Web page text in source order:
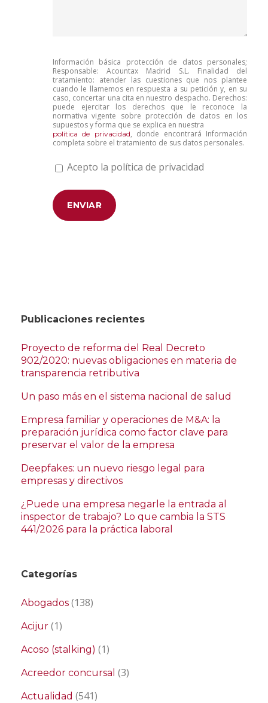
Información básica protección de datos personales;
Responsable: Acountax Madrid S.L. Finalidad del
tratamiento: atender las cuestiones que nos plantee
cuando le llamemos en respuesta a su petición y, en su
caso, concertar una cita en nuestro despacho. Derechos:
puede ejercitar los derechos que le reconoce la
normativa vigente sobre protección de datos en los
supuestos y forma que se explica en nuestra
política de privacidad, donde encontrará Información
completa sobre el tratamiento de sus datos personales.
Acepto la política de privacidad
Publicaciones recientes
Proyecto de reforma del Real Decreto
902/2020: nuevas obligaciones en materia de
transparencia retributiva
Un paso más en el sistema nacional de salud
Empresa familiar y operaciones de M&A: la
preparación jurídica como factor clave para
preservar el valor de la empresa
Deepfakes: un nuevo riesgo legal para
empresas y directivos
¿Puede una empresa negarle la entrada al
inspector de trabajo? Lo que cambia la STS
441/2026 para la práctica laboral
Categorías
Abogados (138)
Acijur (1)
Acoso (stalking) (1)
Acreedor concursal (3)
Actualidad (541)